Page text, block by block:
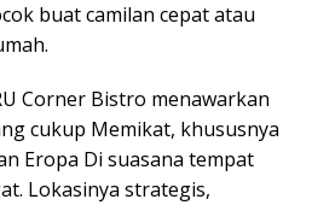
buat camilan cepat atau
Corner Bistro menawarkan
cukup Memikat, khususnya
Eropa Di suasana tempat
Lokasinya strategis,